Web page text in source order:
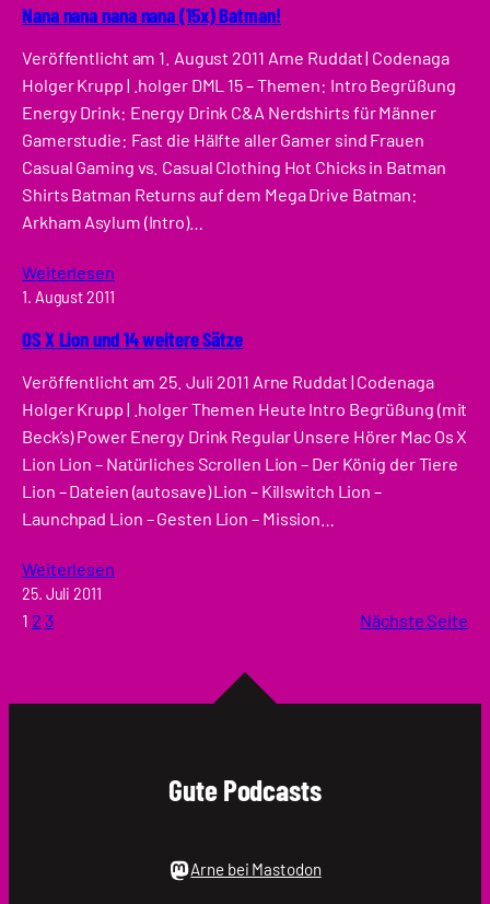
Nana nana nana nana (15x) Batman!
Veröffentlicht am 1. August 2011 Arne Ruddat | Codenaga
Holger Krupp | .holger DML 15 – Themen: Intro Begrüßung
Energy Drink: Energy Drink C&A Nerdshirts für Männer
Gamerstudie: Fast die Hälfte aller Gamer sind Frauen
Casual Gaming vs. Casual Clothing Hot Chicks in Batman
Shirts Batman Returns auf dem Mega Drive Batman:
Arkham Asylum (Intro)…
Weiterlesen
1. August 2011
OS X Lion und 14 weitere Sätze
Veröffentlicht am 25. Juli 2011 Arne Ruddat | Codenaga
Holger Krupp | .holger Themen Heute Intro Begrüßung (mit
Beck’s) Power Energy Drink Regular Unsere Hörer Mac Os X
Lion Lion – Natürliches Scrollen Lion – Der König der Tiere
Lion – Dateien (autosave) Lion – Killswitch Lion –
Launchpad Lion – Gesten Lion – Mission…
Weiterlesen
25. Juli 2011
1 2 3 Nächste Seite
Gute Podcasts
Arne bei Mastodon